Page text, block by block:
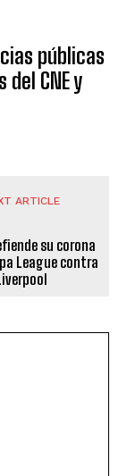
públicas
CNE y
ARTICLE
su corona
League contra